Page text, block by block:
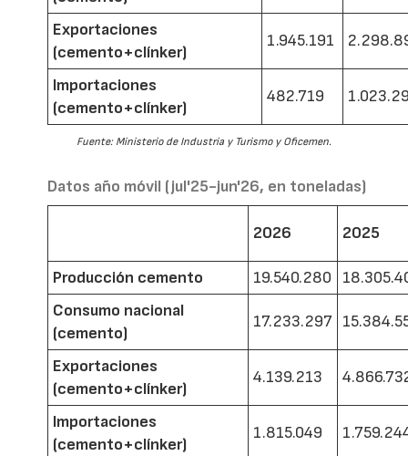
Exportaciones
(cemento+clínker)
1.945.191
Importaciones
(cemento+clínker)
482.719
Fuente: Ministerio de Industria y Turismo y Oficemen.
Datos año móvil (jul'25-jun'26, en toneladas)
2026 2025
Producción cemento 19.540.280
Consumo nacional
(cemento)
17.233.297
Exportaciones
(cemento+clínker)
4.139.213
Importaciones
(cemento+clínker)
1.815.049